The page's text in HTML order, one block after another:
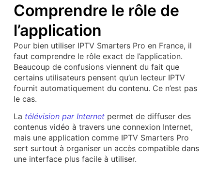
Comprendre le rôle de
l’application
Pour bien utiliser IPTV Smarters Pro en France, il
faut comprendre le rôle exact de l’application.
Beaucoup de confusions viennent du fait que
certains utilisateurs pensent qu’un lecteur IPTV
fournit automatiquement du contenu. Ce n’est pas
le cas.
La télévision par Internetpermet de diffuser des
contenus vidéo à travers une connexion Internet,
mais une application comme IPTV Smarters Pro
sert surtout à organiser un accès compatible dans
une interface plus facile à utiliser.